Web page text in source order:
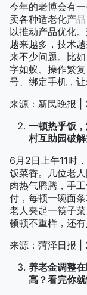
今年的老博会有
卖各种适老化产
以推动产品优化
越来越多，技术
来不少问题。比
字如蚁、操作繁
号、绑定手机，让
来源：新民晚报 |
一顿热乎饭
村互助园破
6月2日上午11时
饭菜香。几位老
肉热气腾腾，手
付，每顿一碗面
老人夹起一筷子
顿顿不重样，还
来源：菏泽日报 |
养老金调整
高？看完你